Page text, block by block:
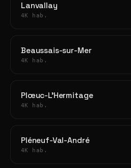
Lanvallay
4K hab.
Beaussais-sur-Mer
4K hab.
Plœuc-L'Hermitage
4K hab.
Pléneuf-Val-André
4K hab.